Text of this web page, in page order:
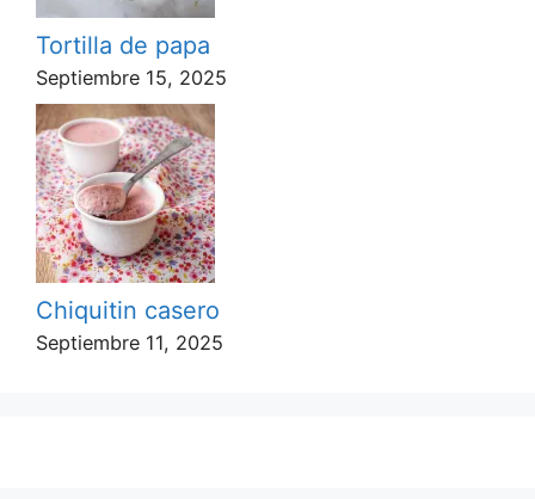
Tortilla de papa
Septiembre 15, 2025
Chiquitin casero
Septiembre 11, 2025